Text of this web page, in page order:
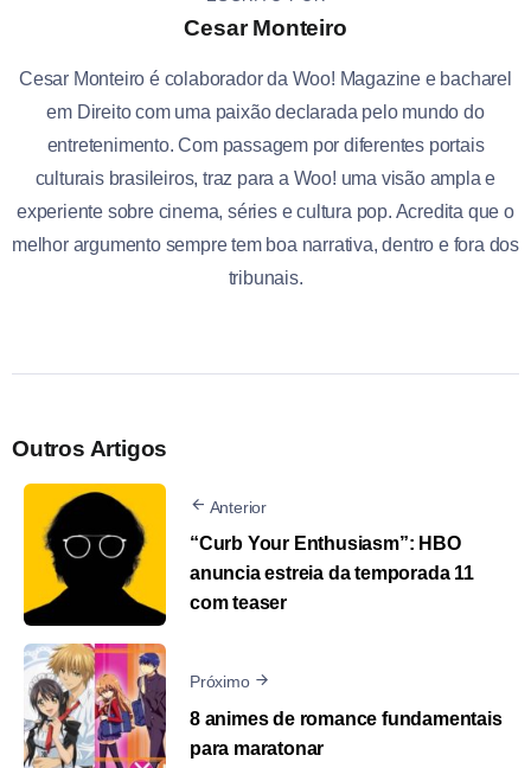
Cesar Monteiro
Cesar Monteiro é colaborador da Woo! Magazine e bacharel
em Direito com uma paixão declarada pelo mundo do
entretenimento. Com passagem por diferentes portais
culturais brasileiros, traz para a Woo! uma visão ampla e
experiente sobre cinema, séries e cultura pop. Acredita que o
melhor argumento sempre tem boa narrativa, dentro e fora dos
tribunais.
Outros Artigos
Anterior
“Curb Your Enthusiasm”: HBO
anuncia estreia da temporada 11
com teaser
Próximo
8 animes de romance fundamentais
para maratonar